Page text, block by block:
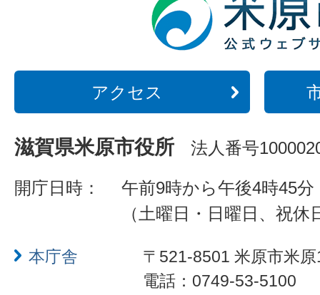
アクセス
滋賀県米原市役所 法人番号
開庁日時：
午前9時から午後4時45分
（土曜日・日曜日、祝
本庁舎
〒521-8501 米原市米
電話：0749-53-5100